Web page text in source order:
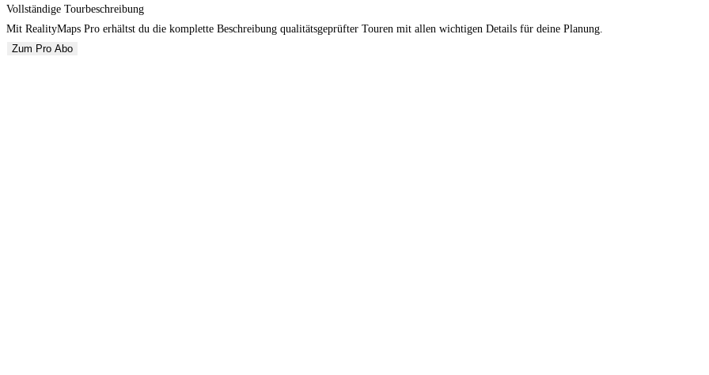
Vollständige Tourbeschreibung
Mit RealityMaps Pro erhältst du die komplette Beschreibung qualitätsgeprüfter Touren mit allen wichtigen Details für deine Planung.
Zum Pro Abo